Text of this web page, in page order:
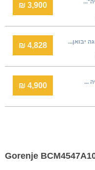
3,900 ₪
4,828 ₪
4,900 ₪